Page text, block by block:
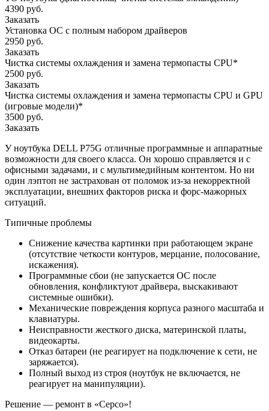
4390 руб.
Заказать
Установка ОС с полным набором драйверов
2950 руб.
Заказать
Чистка системы охлаждения и замена термопасты CPU*
2500 руб.
Заказать
Чистка системы охлаждения и замена термопасты CPU и GPU
(игровые модели)*
3500 руб.
Заказать
У ноутбука DELL P75G отличные программные и аппаратные
возможности для своего класса. Он хорошо справляется и с
офисными задачами, и с мультимедийным контентом. Но ни
один лэптоп не застрахован от поломок из-за некорректной
эксплуатации, внешних факторов риска и форс-мажорных
ситуаций.
Типичные проблемы
Снижение качества картинки при работающем экране
(отсутствие четкости контуров, мерцание, полосование,
искажения).
Программные сбои (не запускается ОС после
обновления, конфликтуют драйвера, выскакивают
системные ошибки).
Механические повреждения корпуса разного масштаба и
клавиатуры.
Неисправности жесткого диска, материнской платы,
видеокарты.
Отказ батареи (не реагирует на подключение к сети, не
заряжается).
Полный выход из строя (ноутбук не включается, не
реагирует на манипуляции).
Решение — ремонт в «Серсо»!